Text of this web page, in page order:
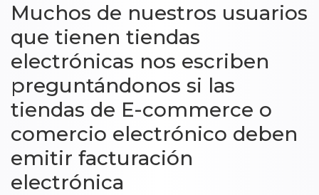
Muchos de nuestros usuarios
que tienen tiendas
electrónicas nos escriben
preguntándonos si las
tiendas de E-commerce o
comercio electrónico deben
emitir facturación
electrónica